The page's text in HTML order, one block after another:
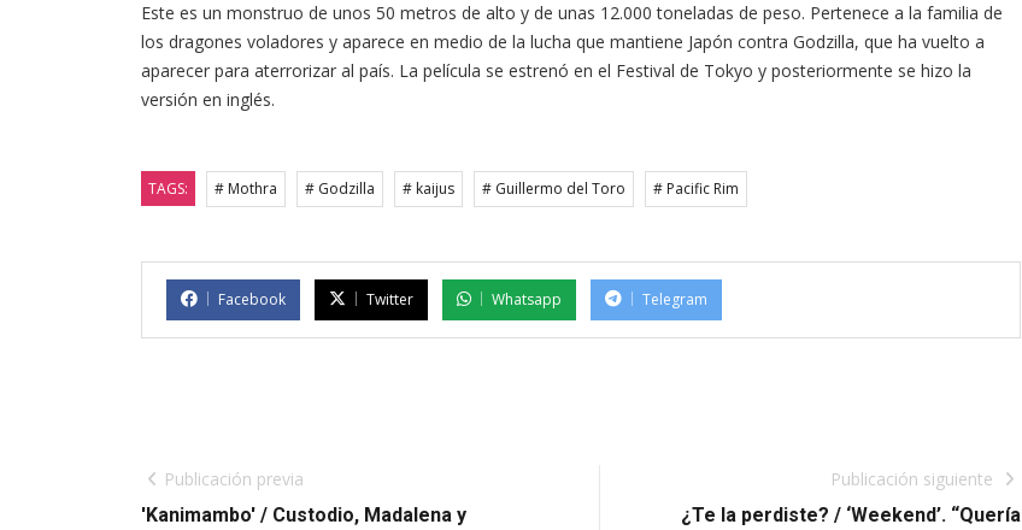
Este es un monstruo de unos 50 metros de alto y de unas 12.000 toneladas de peso. Pertenece a la familia de
los dragones voladores y aparece en medio de la lucha que mantiene Japón contra Godzilla, que ha vuelto a
aparecer para aterrorizar al país. La película se estrenó en el Festival de Tokyo y posteriormente se hizo la
versión en inglés.
TAGS: # Mothra # Godzilla # kaijus # Guillermo del Toro # Pacific Rim
Facebook Twitter Whatsapp Telegram
Publicación previa
'Kanimambo' / Custodio, Madalena y
Publicación siguiente
¿Te la perdiste? / ‘Weekend’. “Quería